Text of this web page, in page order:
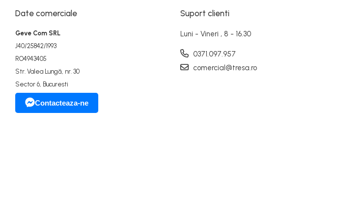
Date comerciale
Geve Com SRL
J40/25842/1993
RO4943405
Str. Valea Lungă, nr. 30
Sector 6, Bucuresti
Contacteaza-ne
Suport clienti
Luni - Vineri , 8 - 16.30
0371.097.957
comercial@tresa.ro